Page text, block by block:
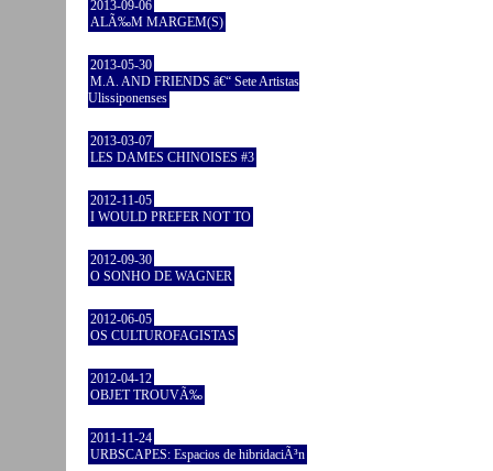
2013-09-06
ALÃ‰M MARGEM(S)
2013-05-30
M.A. AND FRIENDS â€“ Sete Artistas
Ulissiponenses
2013-03-07
LES DAMES CHINOISES #3
2012-11-05
I WOULD PREFER NOT TO
2012-09-30
O SONHO DE WAGNER
2012-06-05
OS CULTUROFAGISTAS
2012-04-12
OBJET TROUVÃ‰
2011-11-24
URBSCAPES: Espacios de hibridaciÃ³n